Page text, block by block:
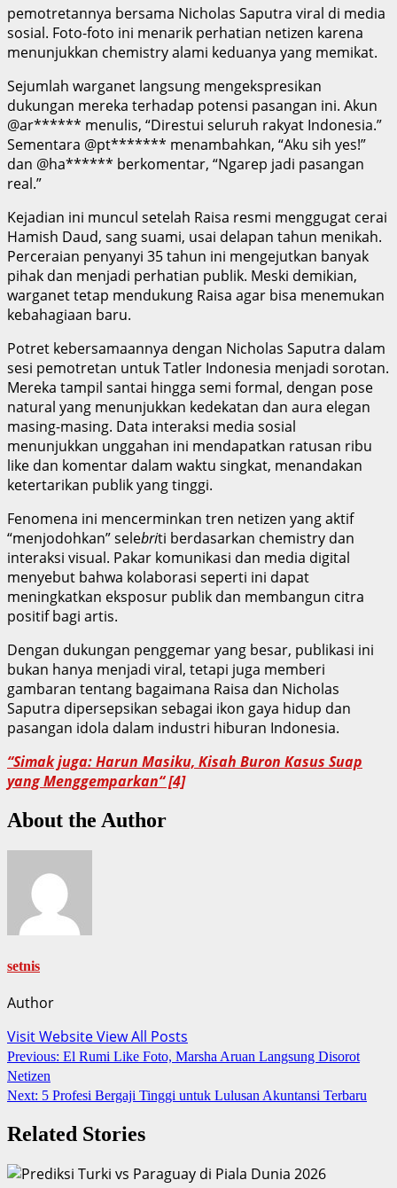
pemotretannya bersama Nicholas Saputra viral di media
sosial. Foto-foto ini menarik perhatian netizen karena
menunjukkan chemistry alami keduanya yang memikat.
Sejumlah warganet langsung mengekspresikan
dukungan mereka terhadap potensi pasangan ini. Akun
@ar****** menulis, “Direstui seluruh rakyat Indonesia.”
Sementara @pt******* menambahkan, “Aku sih yes!”
dan @ha****** berkomentar, “Ngarep jadi pasangan
real.”
Kejadian ini muncul setelah Raisa resmi menggugat cerai
Hamish Daud, sang suami, usai delapan tahun menikah.
Perceraian penyanyi 35 tahun ini mengejutkan banyak
pihak dan menjadi perhatian publik. Meski demikian,
warganet tetap mendukung Raisa agar bisa menemukan
kebahagiaan baru.
Potret kebersamaannya dengan Nicholas Saputra dalam
sesi pemotretan untuk Tatler Indonesia menjadi sorotan.
Mereka tampil santai hingga semi formal, dengan pose
natural yang menunjukkan kedekatan dan aura elegan
masing-masing. Data interaksi media sosial
menunjukkan unggahan ini mendapatkan ratusan ribu
like dan komentar dalam waktu singkat, menandakan
ketertarikan publik yang tinggi.
Fenomena ini mencerminkan tren netizen yang aktif
“menjodohkan” selebriti berdasarkan chemistry dan
interaksi visual. Pakar komunikasi dan media digital
menyebut bahwa kolaborasi seperti ini dapat
meningkatkan eksposur publik dan membangun citra
positif bagi artis.
Dengan dukungan penggemar yang besar, publikasi ini
bukan hanya menjadi viral, tetapi juga memberi
gambaran tentang bagaimana Raisa dan Nicholas
Saputra dipersepsikan sebagai ikon gaya hidup dan
pasangan idola dalam industri hiburan Indonesia.
“Simak juga: Harun Masiku, Kisah Buron Kasus Suap
yang Menggemparkan“ [4]
About the Author
setnis
Author
Visit WebsiteView All Posts
Post
navigation
Previous: El Rumi Like Foto, Marsha Aruan Langsung Disorot
Netizen
Next: 5 Profesi Bergaji Tinggi untuk Lulusan Akuntansi Terbaru
Related Stories